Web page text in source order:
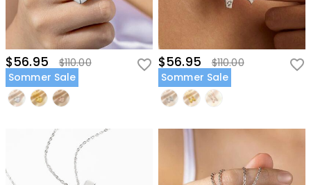
$56.95
$110.00
Sommer Sale
$56.95
$110.00
Sommer Sale